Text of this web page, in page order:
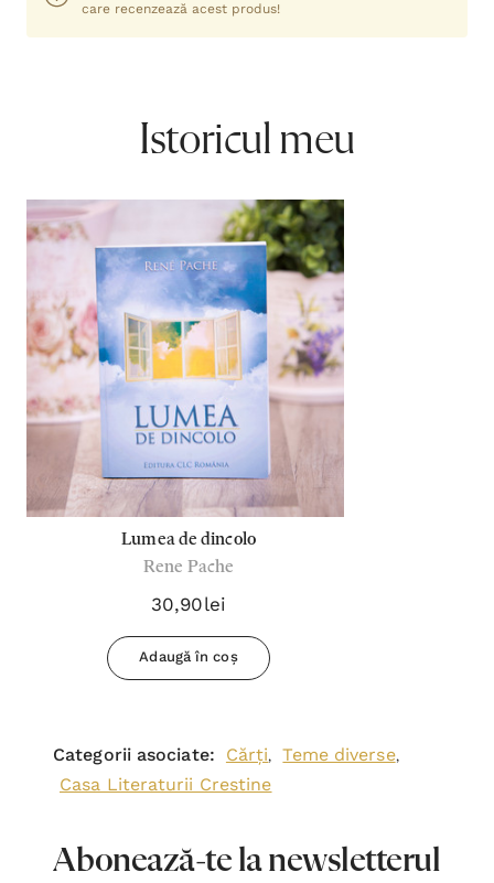
care recenzează acest produs!
Istoricul meu
Lumea de dincolo
Rene Pache
30,90lei
Adaugă în coș
Categorii asociate: Cărți, Teme diverse,
Casa Literaturii Crestine
Abonează-te la newsletterul